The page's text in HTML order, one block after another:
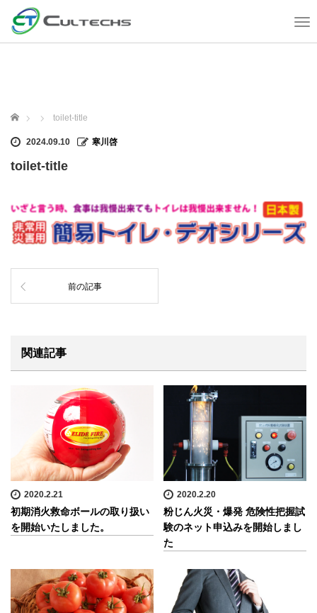
T
o
n
ホーム toilet-title
2024.09.10 寒川啓
toilet-title
前の記事
関連記事
2020.2.21
初期消火救命ボールの取り扱い
を開始いたしました。
2020.2.20
粉じん火災・爆発 危険性把握試
験のネット申込みを開始しまし
た